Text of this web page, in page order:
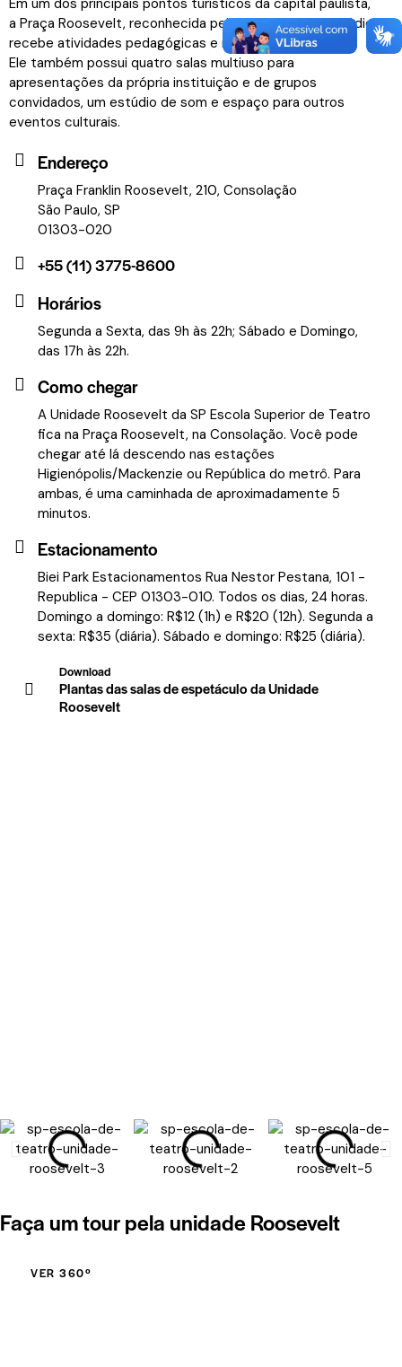
Em um dos principais pontos turísticos da capital paulista,
a Praça Roosevelt, reconhecida pela cena teatral, o prédio
recebe atividades pedagógicas e residências artísticas.
Ele também possui quatro salas multiuso para
apresentações da própria instituição e de grupos
convidados, um estúdio de som e espaço para outros
eventos culturais.
Endereço
Praça Franklin Roosevelt, 210, Consolação
São Paulo, SP
01303-020
+55 (11) 3775-8600
Horários
Segunda a Sexta, das 9h às 22h; Sábado e Domingo,
das 17h às 22h.
Como chegar
A Unidade Roosevelt da SP Escola Superior de Teatro
fica na Praça Roosevelt, na Consolação. Você pode
chegar até lá descendo nas estações
Higienópolis/Mackenzie ou República do metrô. Para
ambas, é uma caminhada de aproximadamente 5
minutos.
Estacionamento
Biei Park Estacionamentos Rua Nestor Pestana, 101 -
Republica - CEP 01303-010. Todos os dias, 24 horas.
Domingo a domingo: R$12 (1h) e R$20 (12h). Segunda a
sexta: R$35 (diária). Sábado e domingo: R$25 (diária).
Download
Plantas das salas de espetáculo da Unidade
Roosevelt
Faça um tour pela unidade Roosevelt
VER 360º